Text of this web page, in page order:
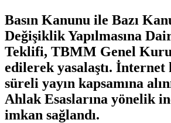
Basın Kanunu ile Bazı
Değişiklik Yapılmasına
Teklifi, TBMM Genel
edilerek yasalaştı.
süreli yayın kapsamına
Ahlak Esaslarına yönelik
imkan sağlandı.